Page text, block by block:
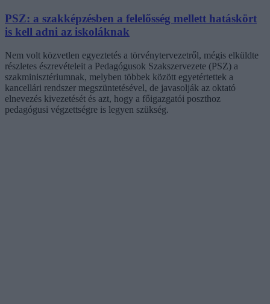
PSZ: a szakképzésben a felelősség mellett hatáskört
is kell adni az iskoláknak
Nem volt közvetlen egyeztetés a törvénytervezetről, mégis elküldte
részletes észrevételeit a Pedagógusok Szakszervezete (PSZ) a
szakminisztériumnak, melyben többek között egyetértettek a
kancellári rendszer megszüntetésével, de javasolják az oktató
elnevezés kivezetését és azt, hogy a főigazgatói poszthoz
pedagógusi végzettségre is legyen szükség.